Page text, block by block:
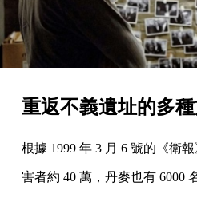
重返不義遺址的多
根據 1999 年 3 月 6 號的《衛
害者約 40 萬，丹麥也有